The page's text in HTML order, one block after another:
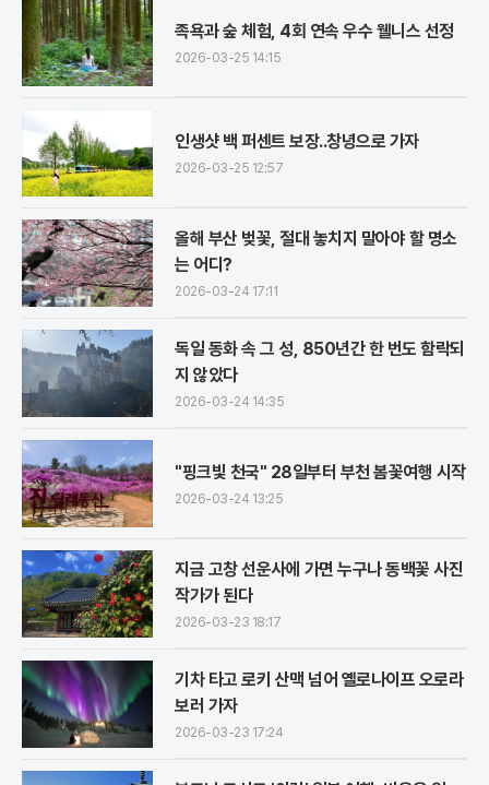
족욕과 숲 체험, 4회 연속 우수 웰니스 선정
2026-03-25 14:15
인생샷 백 퍼센트 보장..창녕으로 가자
2026-03-25 12:57
올해 부산 벚꽃, 절대 놓치지 말아야 할 명소
는 어디?
2026-03-24 17:11
독일 동화 속 그 성, 850년간 한 번도 함락되
지 않았다
2026-03-24 14:35
"핑크빛 천국" 28일부터 부천 봄꽃여행 시작
2026-03-24 13:25
지금 고창 선운사에 가면 누구나 동백꽃 사진
작가가 된다
2026-03-23 18:17
기차 타고 로키 산맥 넘어 옐로나이프 오로라
보러 가자
2026-03-23 17:24